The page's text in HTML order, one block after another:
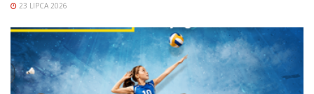
23 LIPCA 2026